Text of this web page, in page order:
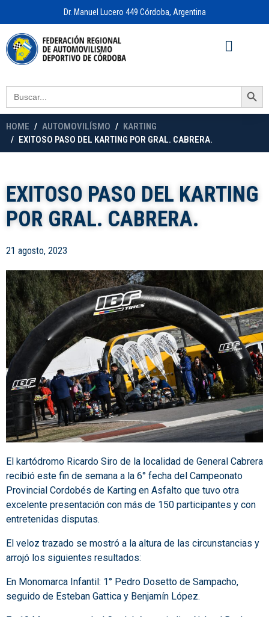
Dr. Manuel Lucero 449 Córdoba, Argentina
Search
for:
Search Button
HOME AUTOMOVILÍSMO
KARTING
EXITOSO PASO DEL KARTING POR GRAL. CABRERA.
EXITOSO PASO DEL KARTING
POR GRAL. CABRERA.
21 agosto, 2023
El kartódromo Ricardo Siro de la localidad de General Cabrera
recibió este fin de semana a la 6° fecha del Campeonato
Provincial Cordobés de Karting en Asfalto que tuvo otra
excelente presentación con más de 150 participantes y con
entretenidas disputas.
El veloz trazado se mostró a la altura de las circunstancias y
arrojó los siguientes resultados:
En Monomarca Infantil: 1° Pedro Dosetto de Sampacho,
seguido de Esteban Gattica y Benjamín López.